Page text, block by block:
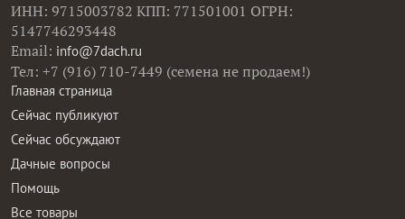
ИНН: 9715003782 КПП: 771501001 ОГРН:
5147746293448
Email: info@7dach.ru
Тел: +7 (916) 710-7449 (семена не продаем!)
Главная страница
Сейчас публикуют
Сейчас обсуждают
Дачные вопросы
Помощь
Все товары